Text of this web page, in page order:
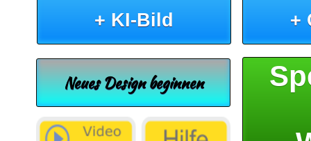
+ KI-Bild +
Neues Design beginnen